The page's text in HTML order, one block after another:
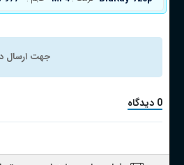
جهت ارسال
0 دیدگاه